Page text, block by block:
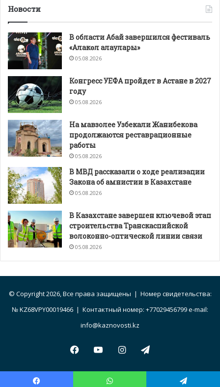
Новости
В области Абай завершился фестиваль
«Алакөл алаулары»
05.08.2026
Конгресс УЕФА пройдет в Астане в 2027
году
05.08.2026
На мавзолее Узбекали Жанибекова
продолжаются реставрационные
работы
05.08.2026
В МВД рассказали о ходе реализации
Закона об амнистии в Казахстане
05.08.2026
В Казахстане завершен ключевой этап
строительства Транскаспийской
волоконно-оптической линии связи
05.08.2026
© Copyright 2026, Все права защищены | Номер свидетельства:
№ KZ68VPY00019466 | Контактный номер: +77029456799 e-mail:
info@kaznovosti.kz
Facebook
YouTubeInstagramTelegram